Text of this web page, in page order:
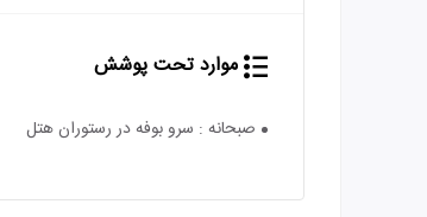
موارد تحت پوشش
صبحانه : سرو بوفه در رستوران هتل